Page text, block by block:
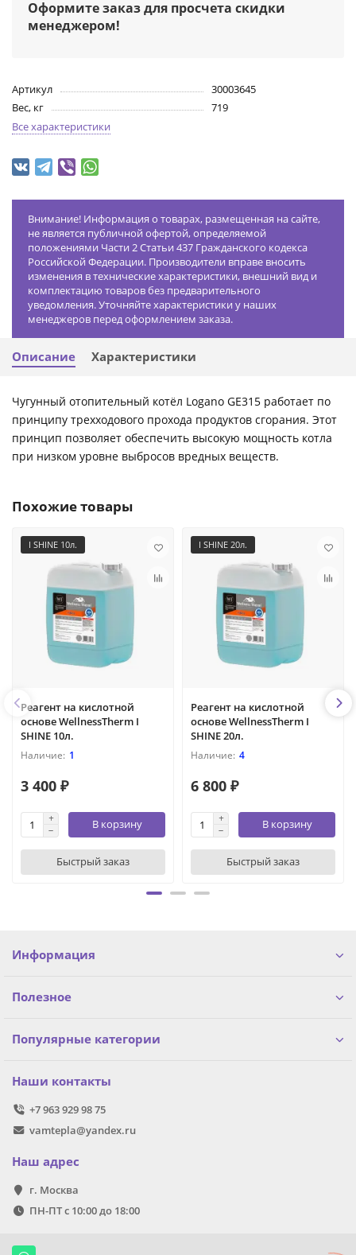
Оформите заказ для просчета скидки
менеджером!
Артикул
30003645
Вес, кг
719
Все характеристики
Внимание! Информация о товарах, размещенная на сайте,
не является публичной офертой, определяемой
положениями Части 2 Статьи 437 Гражданского кодекса
Российской Федерации. Производители вправе вносить
изменения в технические характеристики, внешний вид и
комплектацию товаров без предварительного
уведомления. Уточняйте характеристики у наших
менеджеров перед оформлением заказа.
Описание Характеристики
Чугунный отопительный котёл Logano GE315 работает по
принципу трехходового прохода продуктов сгорания. Этот
принцип позволяет обеспечить высокую мощность котла
при низком уровне выбросов вредных веществ.
Похожие товары
I SHINE 10л.
Реагент на кислотной
основе WellnessTherm I
SHINE 10л.
1
3 400 ₽
В корзину
Быстрый заказ
I SHINE 20л.
Реагент на кислотной
основе WellnessTherm I
SHINE 20л.
4
6 800 ₽
В корзину
Быстрый заказ
Информация
Полезное
Популярные категории
Наши контакты
+7 963 929 98 75
vamtepla@yandex.ru
Наш адрес
г. Москва
ПН-ПТ с 10:00 до 18:00